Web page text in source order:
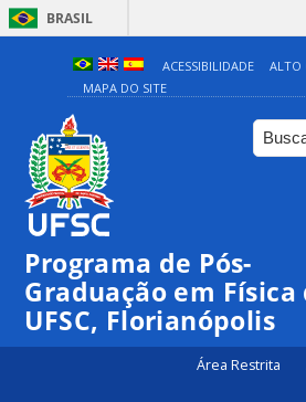
BRASIL
ACESSIBILIDADE
ALTO
MAPA DO SITE
Programa de Pós-
Graduação em Física
UFSC, Florianópolis
Área Restrita